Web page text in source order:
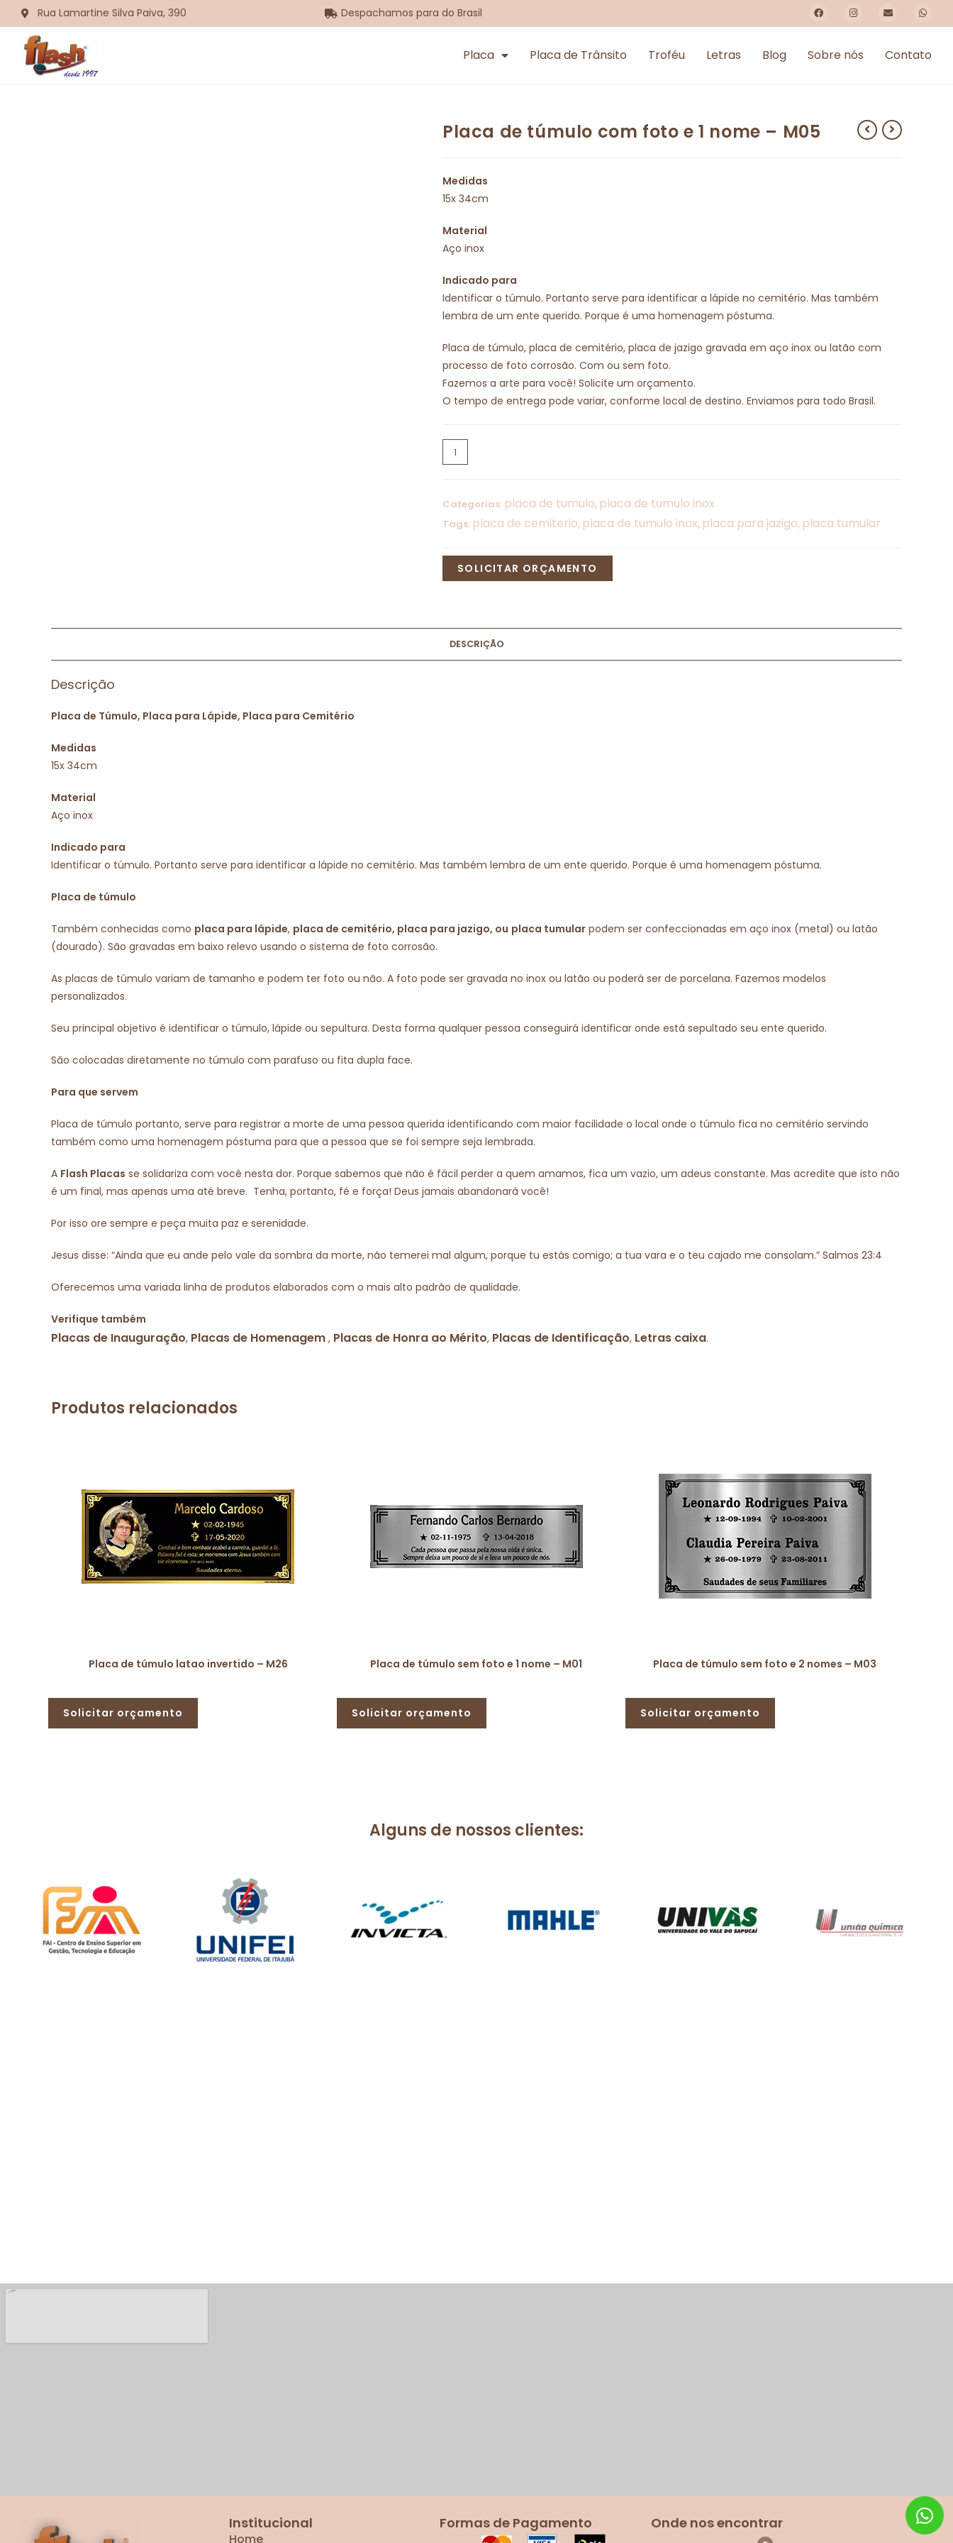
Rua Lamartine Silva Paiva, 390 Despachamos para do Brasil
Placa Placa de Trânsito Troféu Letras Blog Sobre nós Contato
Placa de túmulo com foto e 1 nome – M05
Medidas
15x 34cm
Material
Aço inox
Indicado para
Identificar o túmulo. Portanto serve para identificar a lápide no cemitério. Mas também
lembra de um ente querido. Porque é uma homenagem póstuma.
Placa de túmulo, placa de cemitério, placa de jazigo gravada em aço inox ou latão com
processo de foto corrosão. Com ou sem foto.
Fazemos a arte para você! Solicite um orçamento.
O tempo de entrega pode variar, conforme local de destino. Enviamos para todo Brasil.
Categorias: placa de tumulo, placa de tumulo inox
Tags: placa de cemiterio, placa de tumulo inox, placa para jazigo, placa tumular
SOLICITAR ORÇAMENTO
DESCRIÇÃO
Descrição
Placa de Túmulo, Placa para Lápide, Placa para Cemitério
Medidas
15x 34cm
Material
Aço inox
Indicado para
Identificar o túmulo. Portanto serve para identificar a lápide no cemitério. Mas também lembra de um ente querido. Porque é uma homenagem póstuma.
Placa de túmulo
Também conhecidas como placa para lápide, placa de cemitério, placa para jazigo, ou placa tumular podem ser confeccionadas em aço inox (metal) ou latão
(dourado). São gravadas em baixo relevo usando o sistema de foto corrosão.
As placas de túmulo variam de tamanho e podem ter foto ou não. A foto pode ser gravada no inox ou latão ou poderá ser de porcelana. Fazemos modelos
personalizados.
Seu principal objetivo é identificar o túmulo, lápide ou sepultura. Desta forma qualquer pessoa conseguirá identificar onde está sepultado seu ente querido.
São colocadas diretamente no túmulo com parafuso ou fita dupla face.
Para que servem
Placa de túmulo portanto, serve para registrar a morte de uma pessoa querida identificando com maior facilidade o local onde o túmulo fica no cemitério servindo
também como uma homenagem póstuma para que a pessoa que se foi sempre seja lembrada.
A Flash Placas se solidariza com você nesta dor. Porque sabemos que não é fácil perder a quem amamos, fica um vazio, um adeus constante. Mas acredite que isto não
é um final, mas apenas uma até breve. Tenha, portanto, fé e força! Deus jamais abandonará você!
Por isso ore sempre e peça muita paz e serenidade.
Jesus disse: “Ainda que eu ande pelo vale da sombra da morte, não temerei mal algum, porque tu estás comigo; a tua vara e o teu cajado me consolam.” Salmos 23:4
Oferecemos uma variada linha de produtos elaborados com o mais alto padrão de qualidade.
Verifique também
Placas de Inauguração, Placas de Homenagem , Placas de Honra ao Mérito, Placas de Identificação, Letras caixa.
Produtos relacionados
Placa de túmulo latao invertido – M26
Solicitar orçamento
Placa de túmulo sem foto e 1 nome – M01
Solicitar orçamento
Placa de túmulo sem foto e 2 nomes – M03
Solicitar orçamento
Alguns de nossos clientes:
Institucional
Home
Formas de Pagamento Onde nos encontrar